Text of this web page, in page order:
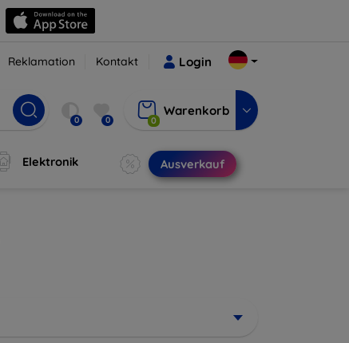
Reklamation Kontakt Login
0 0 0
Warenkorb
Elektronik Ausverkauf